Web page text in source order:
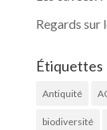
Regards sur
Étiquettes
Antiquité
biodiversité